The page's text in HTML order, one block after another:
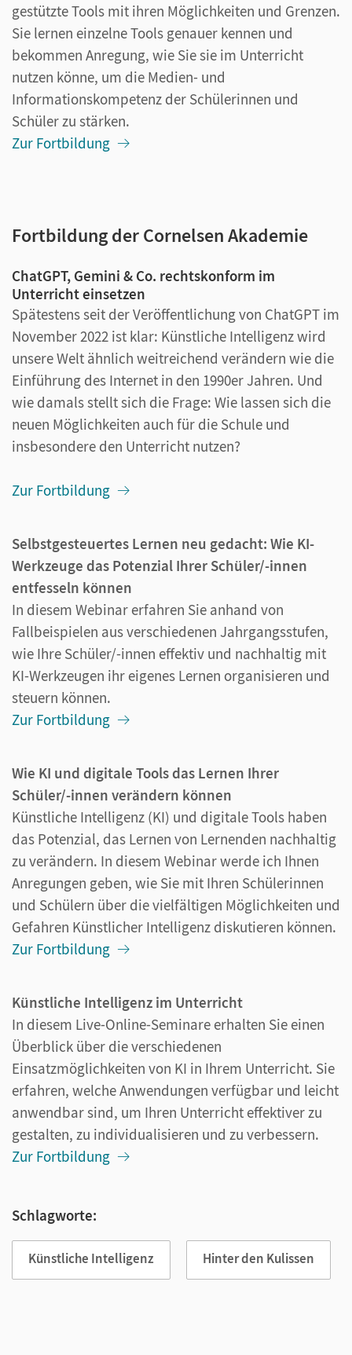
gestützte Tools mit ihren Möglichkeiten und Grenzen.
Sie lernen einzelne Tools genauer kennen und
bekommen Anregung, wie Sie sie im Unterricht
nutzen könne, um die Medien- und
Informationskompetenz der Schülerinnen und
Schüler zu stärken.
Zur Fortbildung
Fortbildung der Cornelsen Akademie
ChatGPT, Gemini & Co. rechtskonform im
Unterricht einsetzen
Spätestens seit der Veröﬀentlichung von ChatGPT im
November 2022 ist klar: Künstliche Intelligenz wird
unsere Welt ähnlich weitreichend verändern wie die
Einführung des Internet in den 1990er Jahren. Und
wie damals stellt sich die Frage: Wie lassen sich die
neuen Möglichkeiten auch für die Schule und
insbesondere den Unterricht nutzen?
Zur Fortbildung
Selbstgesteuertes Lernen neu gedacht: Wie KI-
Werkzeuge das Potenzial Ihrer Schüler/-innen
entfesseln können
In diesem Webinar erfahren Sie anhand von
Fallbeispielen aus verschiedenen Jahrgangsstufen,
wie Ihre Schüler/-innen effektiv und nachhaltig mit
KI-Werkzeugen ihr eigenes Lernen organisieren und
steuern können.
Zur Fortbildung
Wie KI und digitale Tools das Lernen Ihrer
Schüler/-innen verändern können
Künstliche Intelligenz (KI) und digitale Tools haben
das Potenzial, das Lernen von Lernenden nachhaltig
zu verändern. In diesem Webinar werde ich Ihnen
Anregungen geben, wie Sie mit Ihren Schülerinnen
und Schülern über die vielfältigen Möglichkeiten und
Gefahren Künstlicher Intelligenz diskutieren können.
Zur Fortbildung
Künstliche Intelligenz im Unterricht
In diesem Live-Online-Seminare erhalten Sie einen
Überblick über die verschiedenen
Einsatzmöglichkeiten von KI in Ihrem Unterricht. Sie
erfahren, welche Anwendungen verfügbar und leicht
anwendbar sind, um Ihren Unterricht effektiver zu
gestalten, zu individualisieren und zu verbessern.
Zur Fortbildung
Schlagworte:
Künstliche Intelligenz Hinter den Kulissen